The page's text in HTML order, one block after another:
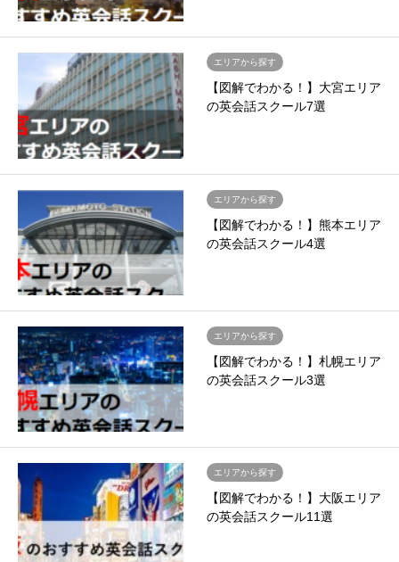
エリアから探す
【図解でわかる！】大宮エリア
の英会話スクール7選
エリアから探す
【図解でわかる！】熊本エリア
の英会話スクール4選
エリアから探す
【図解でわかる！】札幌エリア
の英会話スクール3選
エリアから探す
【図解でわかる！】大阪エリア
の英会話スクール11選